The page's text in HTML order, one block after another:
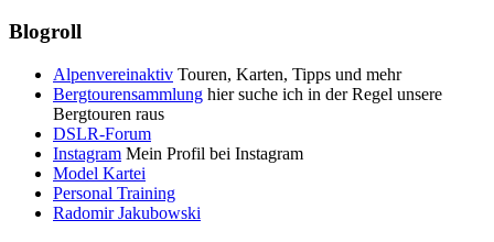
Blogroll
Alpenvereinaktiv Touren, Karten, Tipps und mehr
Bergtourensammlung hier suche ich in der Regel unsere
Bergtouren raus
DSLR-Forum
Instagram Mein Profil bei Instagram
Model Kartei
Personal Training
Radomir Jakubowski